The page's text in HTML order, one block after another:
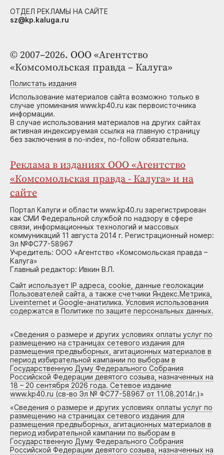
© 2007–2026. ООО «Агентство
«Комсомольская правда – Калуга»
Полистать издания
Использование материалов сайта возможно только в
случае упоминания www.kp40.ru как первоисточника
информации.
В случае использования материалов на других сайтах
активная индексируемая ссылка на главную страницу
без заключения в no-index, no-follow обязательна.
Реклама в изданиях ООО «Агентство
«Комсомольская правда - Калуга» и на
сайте
Портал Калуги и области www.kp40.ru зарегистрирован
как СМИ Федеральной службой по надзору в сфере
связи, информационных технологий и массовых
коммуникаций 11 августа 2014 г. Регистрационный номер:
Эл №ФС77-58967
Учредитель: ООО «Агентство «Комсомольская правда –
Калуга»
Главный редактор: Ивкин В.П.
Сайт использует IP адреса, cookie, данные геолокации
Пользователей сайта, а также счетчики Яндекс.Метрика,
Liveinternet и Google-анатилика. Условия использования
содержатся в Политике по защите персональных данных.
«Сведения о размере и других условиях оплаты услуг по
размещению на страницах сетевого издания для
размещения предвыборных, агитационных материалов в
период избирательной кампании по выборам в
Государственную Думу Федерального Собрания
Российской Федерации девятого созыва, назначенных на
18 – 20 сентября 2026 года. Сетевое издание
www.kp40.ru (св-во Эл № ФС77-58967 от 11.08.2014г.)»
«Сведения о размере и других условиях оплаты услуг по
размещению на страницах сетевого издания для
размещения предвыборных, агитационных материалов в
период избирательной кампании по выборам в
Государственную Думу Федерального Собрания
Российской Федерации девятого созыва, назначенных на
ОТДЕЛ РЕКЛАМЫ НА САЙТЕ
sz@kp.kaluga.ru